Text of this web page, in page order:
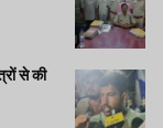
से की